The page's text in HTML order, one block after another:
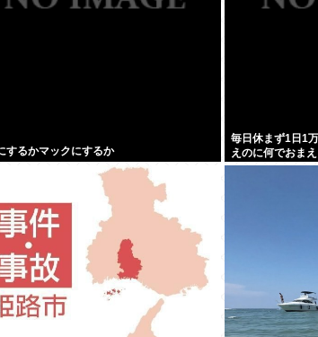
するかマックにするか
毎日休まず1日1
えのに何でおま